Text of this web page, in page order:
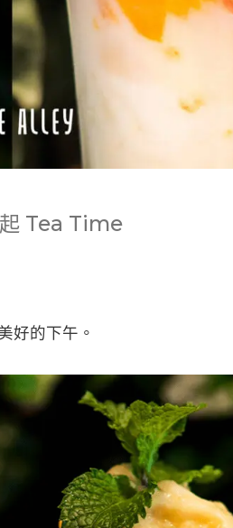
Tea Time
好的下午。